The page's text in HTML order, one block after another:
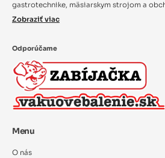
gastrotechnike, mäsiarskym strojom a
Zobraziť viac
Odporúčame
Menu
O nás